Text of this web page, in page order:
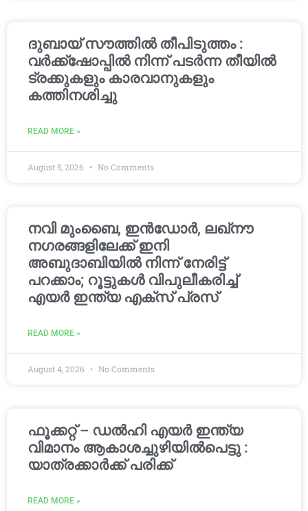
ദുബായ് സൗത്തിൽ തീപിടുത്തം :
വർക്ക്‌ഷോപ്പിൽ നിന്ന് പടർന്ന തീയിൽ
ട്രക്കുകളും കാരവാനുകളും
കത്തിനശിച്ചു
READ MORE »
August 5, 2026 No Comments
നവി മുംബൈ, ഇൻഡോർ, ലഖ്നൗ
നഗരങ്ങളിലേക്ക് ഇനി
അബുദാബിയിൽ നിന്ന് നേരിട്ട്
പറക്കാം; റൂട്ടുകൾ വിപുലീകരിച്ച്
എയർ ഇന്ത്യ എക്സ് പ്രസ്
READ MORE »
August 4, 2026 No Comments
ഫൂക്കറ്റ് – ഡൽഹി എയര്‍ ഇന്ത്യ
വിമാനം ആകാശച്ചുഴിയില്‍പെട്ടു :
യാത്രക്കാര്‍ക്ക് പരിക്ക്
READ MORE »